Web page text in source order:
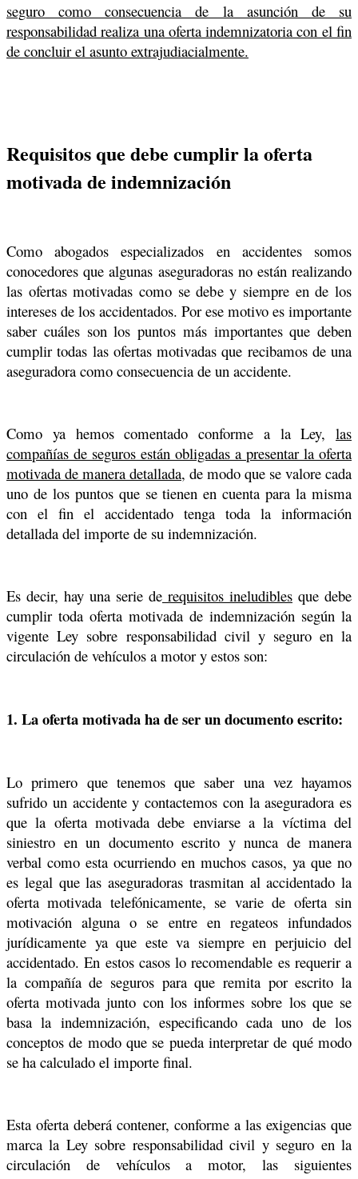
seguro como consecuencia de la asunción de su
responsabilidad realiza una oferta indemnizatoria con el fin
de concluir el asunto extrajudiacialmente.
Requisitos que debe cumplir la oferta
motivada de indemnización
Como abogados especializados en accidentes somos
conocedores que algunas aseguradoras no están realizando
las ofertas motivadas como se debe y siempre en de los
intereses de los accidentados. Por ese motivo es importante
saber cuáles son los puntos más importantes que deben
cumplir todas las ofertas motivadas que recibamos de una
aseguradora como consecuencia de un accidente.
Como ya hemos comentado conforme a la Ley, las
compañías de seguros están obligadas a presentar la oferta
motivada de manera detallada, de modo que se valore cada
uno de los puntos que se tienen en cuenta para la misma
con el fin el accidentado tenga toda la información
detallada del importe de su indemnización.
Es decir, hay una serie de requisitos ineludibles que debe
cumplir toda oferta motivada de indemnización según la
vigente Ley sobre responsabilidad civil y seguro en la
circulación de vehículos a motor y estos son:
1. La oferta motivada ha de ser un documento escrito:
Lo primero que tenemos que saber una vez hayamos
sufrido un accidente y contactemos con la aseguradora es
que la oferta motivada debe enviarse a la víctima del
siniestro en un documento escrito y nunca de manera
verbal como esta ocurriendo en muchos casos, ya que no
es legal que las aseguradoras trasmitan al accidentado la
oferta motivada telefónicamente, se varie de oferta sin
motivación alguna o se entre en regateos infundados
jurídicamente ya que este va siempre en perjuicio del
accidentado. En estos casos lo recomendable es requerir a
la compañía de seguros para que remita por escrito la
oferta motivada junto con los informes sobre los que se
basa la indemnización, especificando cada uno de los
conceptos de modo que se pueda interpretar de qué modo
se ha calculado el importe final.
Esta oferta deberá contener, conforme a las exigencias que
marca la Ley sobre responsabilidad civil y seguro en la
circulación de vehículos a motor, las siguientes